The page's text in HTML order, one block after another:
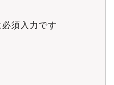
会則及び規則等の諸規則
意がある方。
病・精神病及びこれに類
須入力です